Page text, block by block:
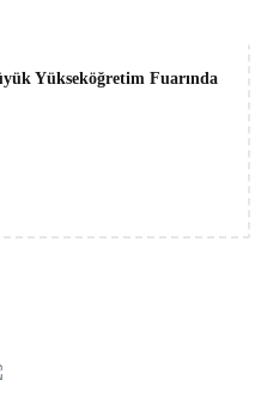
Yükseköğretim Fuarında